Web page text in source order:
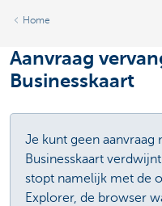
Home
Aanvraag
Businesskaart
Je kunt geen
Businesskaart
stopt namelijk met de
Explorer, de browser